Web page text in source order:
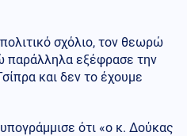
σχόλιο, τον θεωρώ
παράλληλα εξέφρασε την
και δεν το έχουμε
ότι «ο κ. Δούκας